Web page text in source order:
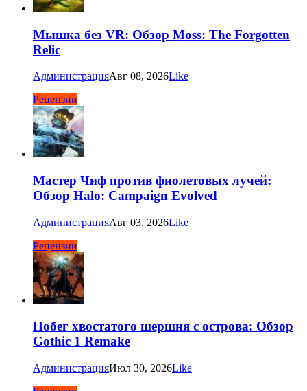
Мышка без VR: Обзор Moss: The Forgotten
Relic
АдминистрацияАвг 08, 2026Like
Рецензии
Мастер Чиф против фиолетовых лучей:
Обзор Halo: Campaign Evolved
АдминистрацияАвг 03, 2026Like
Рецензии
Побег хвостатого шершня с острова: Обзор
Gothic 1 Remake
АдминистрацияИюл 30, 2026Like